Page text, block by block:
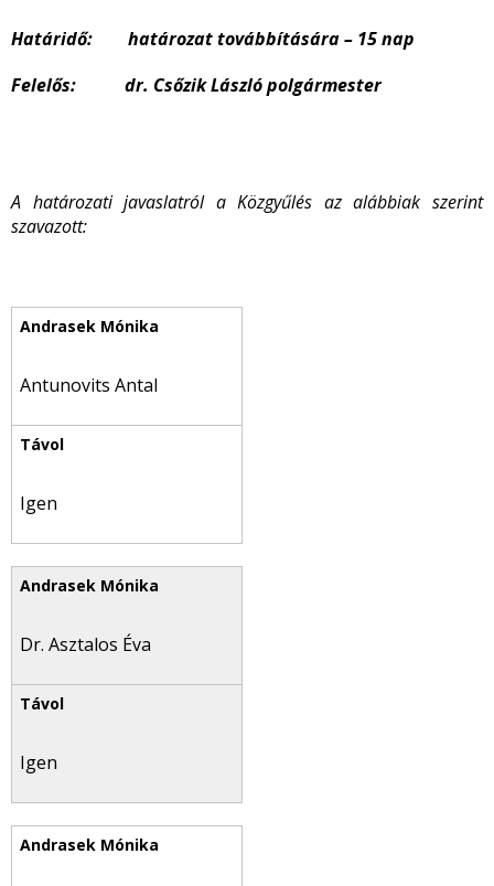
Határidő: határozat továbbítására – 15 nap
Felelős: dr. Csőzik László polgármester
A határozati javaslatról a Közgyűlés az alábbiak szerint
szavazott:
Antunovits Antal
Igen
Dr. Asztalos Éva
Igen